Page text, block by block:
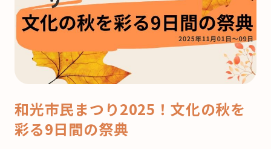
2019【朝
霞、
和
編
】”
の
和光市民まつり2025！文化の秋を
彩る9日間の祭典